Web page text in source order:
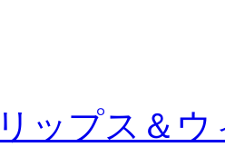
ップス＆ウ